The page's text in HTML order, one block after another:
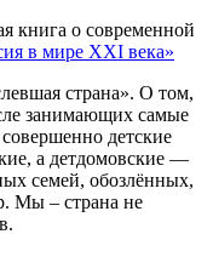
книга о современной
в мире XXI века»
страна». О том,
занимающих самые
детские
а детдомовские —
семей, обозлённых,
Мы – страна не